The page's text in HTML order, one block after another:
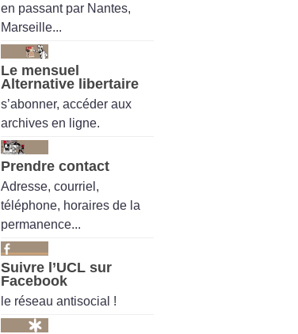
en passant par Nantes,
Marseille...
Le mensuel
Alternative libertaire
s’abonner, accéder aux
archives en ligne.
Prendre contact
Adresse, courriel,
téléphone, horaires de la
permanence...
Suivre l’UCL sur
Facebook
le réseau antisocial !